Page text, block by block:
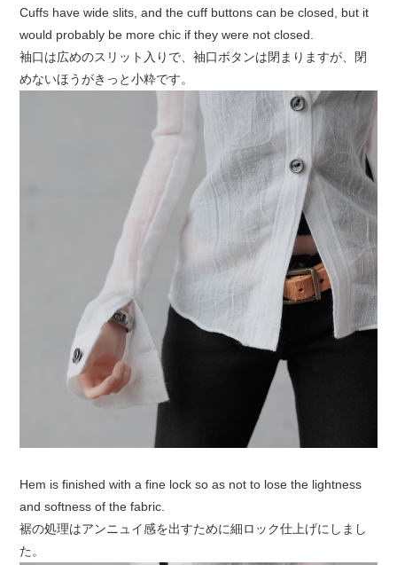
Cuffs have wide slits, and the cuff buttons can be closed, but it
would probably be more chic if they were not closed.
袖口は広めのスリット入りで、袖口ボタンは閉まりますが、閉
めないほうがきっと小粋です。
Hem is finished with a fine lock so as not to lose the lightness
and softness of the fabric.
裾の処理はアンニュイ感を出すために細ロック仕上げにしまし
た。